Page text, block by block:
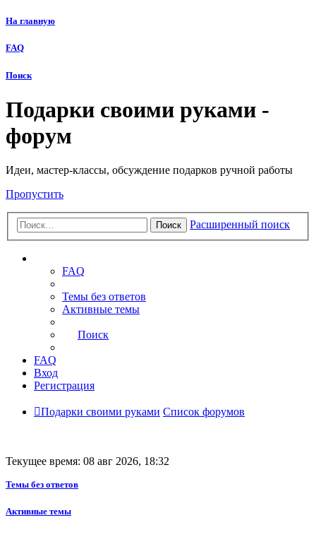
На главную
FAQ
Поиск
Подарки своими руками -
форум
Идеи, мастер-классы, обсуждение подарков ручной работы
Пропустить
Поиск Расширенный поиск
FAQ
Темы без ответов
Активные темы
Поиск
FAQ
Вход
Регистрация
Подарки своими руками Список форумов
Текущее время: 08 авг 2026, 18:32
Темы без ответов
Активные темы